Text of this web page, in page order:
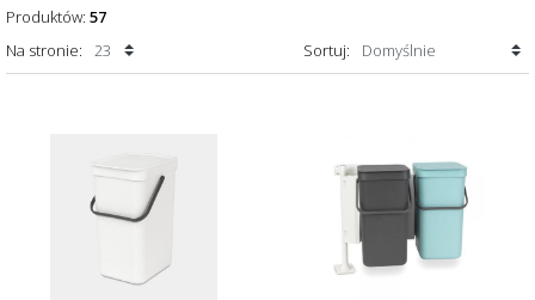
Produktów: 57
Sortuj:
Na stronie: